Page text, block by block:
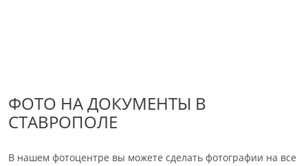
ФОТО НА ДОКУМЕНТЫ В
СТАВРОПОЛЕ
В нашем фотоцентре вы можете сделать фотографии на все